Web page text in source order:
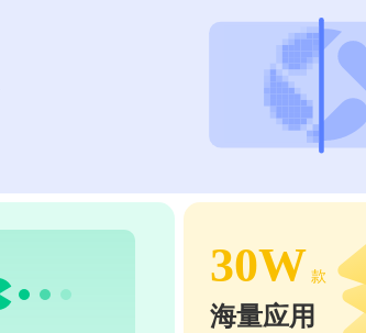
30W 款
海量应用